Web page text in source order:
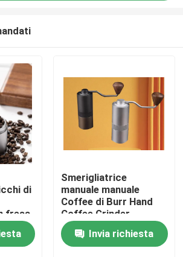
di
fresa
a
Smerigliatrice
manuale manuale
Coffee di Burr Hand
Coffee Grinder
Portable
Invia richiesta